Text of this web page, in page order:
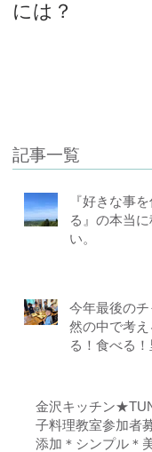
には？
記事一覧
『好きな事
る』の本当
い。
今年最後のチ
然の中で考え
る！食べる！
ります）
金沢キッチン
子料理教室参加者
添加＊シンプル＊